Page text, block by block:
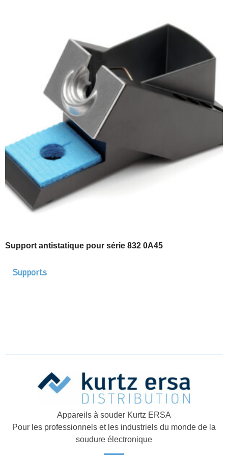
Support antistatique pour série 832 0A45
Supports
Appareils à souder Kurtz ERSA
Pour les professionnels et les industriels du monde de la
soudure électronique